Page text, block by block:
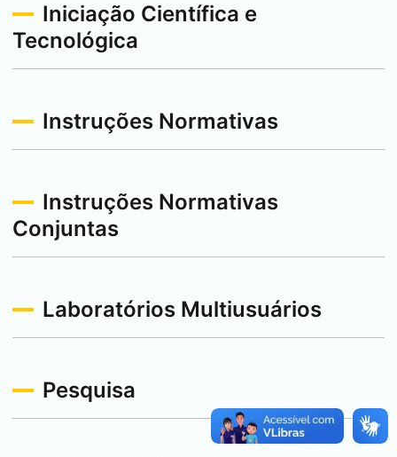
Iniciação Científica e
Tecnológica
Instruções Normativas
Instruções Normativas
Conjuntas
Laboratórios Multiusuários
Pesquisa